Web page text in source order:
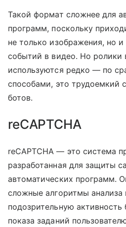
Такой формат сложнее для
программ, поскольку
не только изображения, но и
событий в видео. Но ролики
используются редко — по
способами, это трудоемкий
ботов.
reCAPTCHA
reCAPTCHA — это система
разработанная для защиты
автоматических программ.
сложные алгоритмы
подозрительную активность
показа заданий